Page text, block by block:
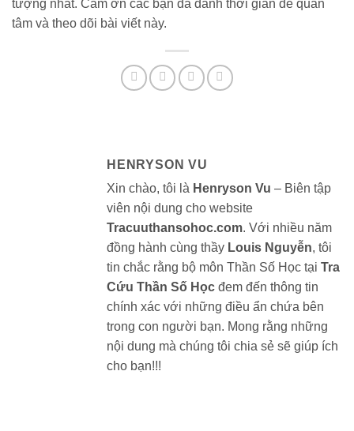
tượng nhất. Cảm ơn các bạn đã dành thời gian để quan
tâm và theo dõi bài viết này.
HENRYSON VU
Xin chào, tôi là Henryson Vu – Biên tập
viên nội dung cho website
Tracuuthansohoc.com. Với nhiều năm
đồng hành cùng thầy Louis Nguyễn, tôi
tin chắc rằng bộ môn Thần Số Học tại Tra
Cứu Thần Số Học đem đến thông tin
chính xác với những điều ẩn chứa bên
trong con người bạn. Mong rằng những
nội dung mà chúng tôi chia sẻ sẽ giúp ích
cho bạn!!!